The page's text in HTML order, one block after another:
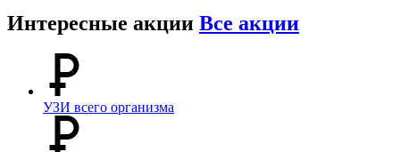
Интересные акции Все акции
УЗИ всего организма